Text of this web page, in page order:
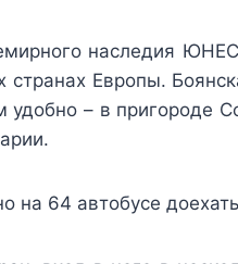
наследия
Европы.
– в пригороде
64 автобусе доехать